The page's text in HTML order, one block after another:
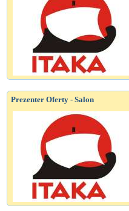
Prezenter Oferty - Salon